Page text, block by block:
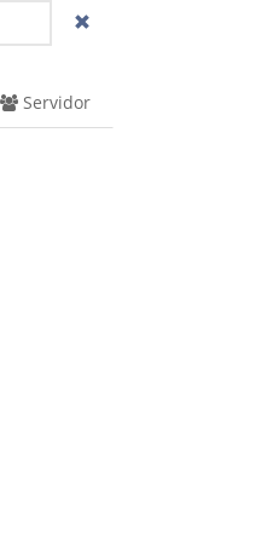
Servidor